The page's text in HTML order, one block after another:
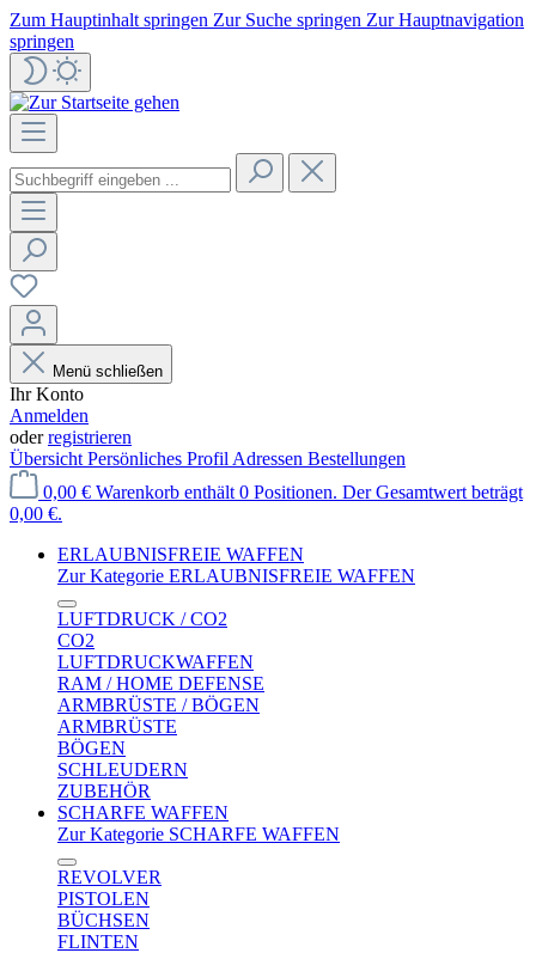
Zum Hauptinhalt springen Zur Suche springen Zur Hauptnavigation
springen
Menü schließen
Ihr Konto
Anmelden
oderregistrieren
Übersicht Persönliches Profil Adressen Bestellungen
0,00 € Warenkorb enthält 0 Positionen. Der Gesamtwert beträgt
0,00 €.
ERLAUBNISFREIE WAFFEN
Zur Kategorie ERLAUBNISFREIE WAFFEN
LUFTDRUCK / CO2
CO2
LUFTDRUCKWAFFEN
RAM / HOME DEFENSE
ARMBRÜSTE / BÖGEN
ARMBRÜSTE
BÖGEN
SCHLEUDERN
ZUBEHÖR
SCHARFE WAFFEN
Zur Kategorie SCHARFE WAFFEN
REVOLVER
PISTOLEN
BÜCHSEN
FLINTEN